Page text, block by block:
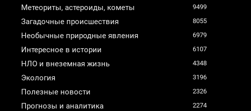
Метеориты, астероиды, кометы 9499
Загадочные происшествия 8055
Необычные природные явления 6979
Интересное в истории 6107
НЛО и внеземная жизнь 4348
Экология 3196
Полезные новости 2326
Прогнозы и аналитика 2274